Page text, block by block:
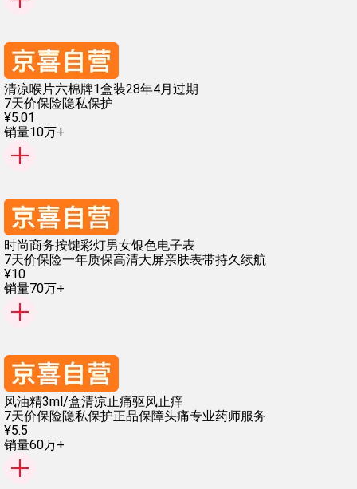
清凉喉片六棉牌1盒装28年4月过期
7天价保险隐私保护
¥5.01
销量10万+
时尚商务按键彩灯男女银色电子表
7天价保险一年质保高清大屏亲肤表带持久续航
¥10
销量70万+
风油精3ml/盒清凉止痛驱风止痒
7天价保险隐私保护正品保障头痛专业药师服务
¥5.5
销量60万+